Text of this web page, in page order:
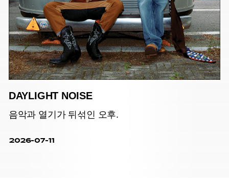
DAYLIGHT NOISE
음악과 열기가 뒤섞인 오후.
2026-07-11